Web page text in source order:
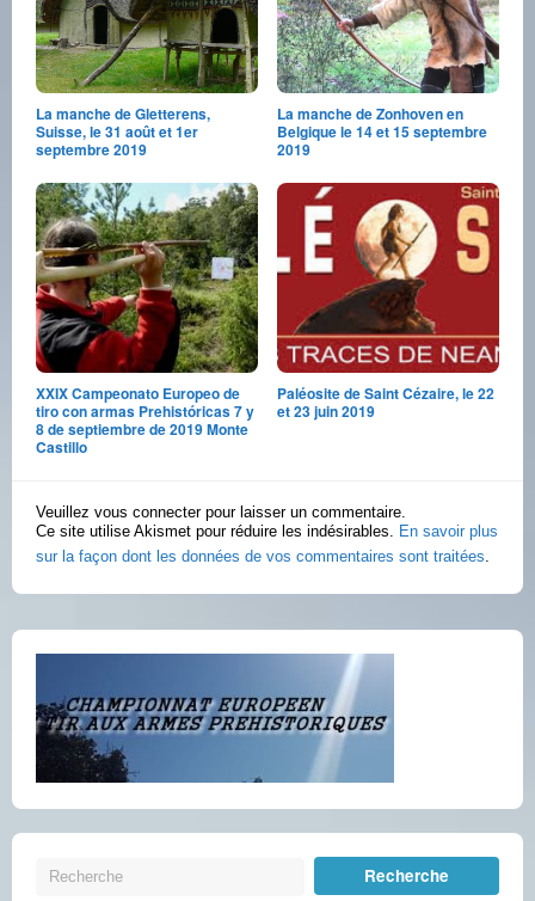
La manche de Gletterens,
Suisse, le 31 août et 1er
septembre 2019
La manche de Zonhoven en
Belgique le 14 et 15 septembre
2019
XXIX Campeonato Europeo de
tiro con armas Prehistóricas 7 y
8 de septiembre de 2019 Monte
Castillo
Paléosite de Saint Cézaire, le 22
et 23 juin 2019
Veuillez vous connecter pour laisser un commentaire.
Ce site utilise Akismet pour réduire les indésirables. En savoir plus
sur la façon dont les données de vos commentaires sont traitées.